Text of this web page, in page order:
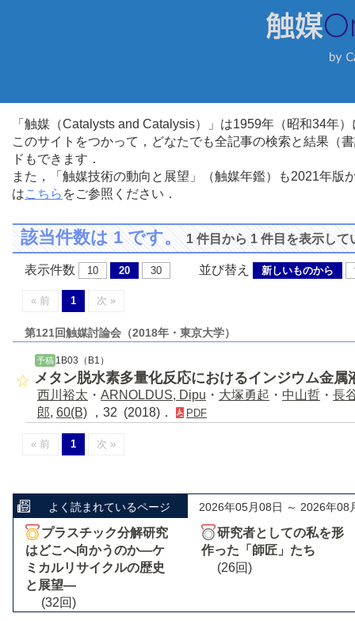
「触媒（Catalysts and Catalysis）」は1959年（昭和34年
このサイトをつかって，どなたでも全記事の検索と結果（
ドもできます．
また，「触媒技術の動向と展望」（触媒年鑑）も2021年
はこちら をご参照ください．
該当件数は 1 です。1 件目から 1 件目を表示して
表示件数 10 20 30 並び替え 新しいものから
« 前 1 次 »
第121回触媒討論会（2018年・東京大学）
予稿 1B03（B1）
メタン脱水素多量化反応におけるインジウム金属
西川裕太 ・ ARNOLDUS, Dipu ・ 大塚勇起 ・ 中山哲 ・ 長
郎, 60(B) ，32 (2018)． PDF
« 前 1 次 »
よく読まれているページ 2026年05月08日 ～ 2026年08
プラスチック分解研究
はどこへ向かうのか―ケ
ミカルリサイクルの歴史
と展望―
(32回)
研究者としての私を形
作った「師匠」たち
(26回)